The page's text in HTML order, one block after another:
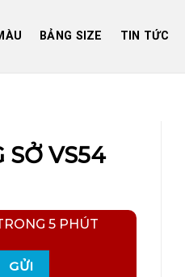
BẢNG SIZE TIN TỨC
SỞ VS54
5 PHÚT